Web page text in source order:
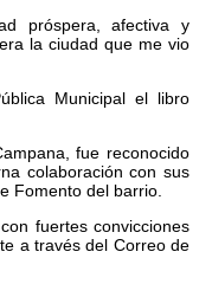
próspera, afectiva y
la ciudad que me vio
Municipal el libro
fue reconocido
colaboración con sus
Fomento del barrio.
fuertes convicciones
a través del Correo de